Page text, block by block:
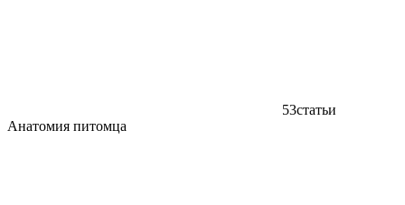
53статьи
Анатомия питомца